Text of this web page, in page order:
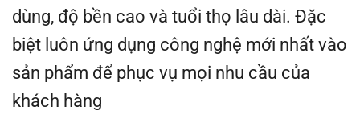
dùng, độ bền cao và tuổi thọ lâu dài. Đặc
biệt luôn ứng dụng công nghệ mới nhất vào
sản phẩm để phục vụ mọi nhu cầu của
khách hàng